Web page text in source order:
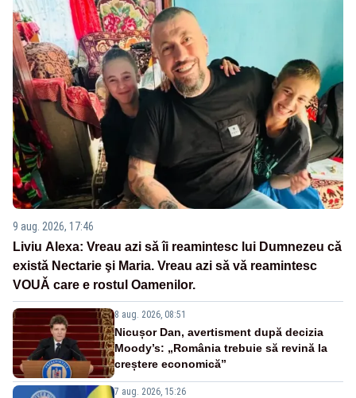
9 aug. 2026, 17:46
Liviu Alexa: Vreau azi sǎ îi reamintesc lui Dumnezeu cǎ
existǎ Nectarie şi Maria. Vreau azi sǎ vǎ reamintesc
VOUǍ care e rostul Oamenilor.
8 aug. 2026, 08:51
Nicușor Dan, avertisment după decizia
Moody’s: „România trebuie să revină la
creștere economică”
7 aug. 2026, 15:26